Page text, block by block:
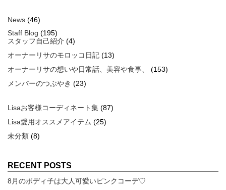
News (46)
Staff Blog (195)
スタッフ自己紹介 (4)
オーナーリサのモロッコ日記 (13)
オーナーリサの想いや日常話、美容や食事、
(153)
メンバーのつぶやき (23)
Lisaお客様コーディネート集 (87)
Lisa愛用オススメアイテム (25)
未分類 (8)
RECENT POSTS
8月のボディ子は大人可愛いピンクコーデ♡